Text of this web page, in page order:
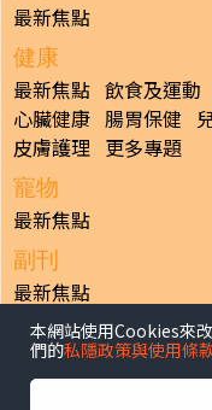
最新焦點
健康
最新焦點 飲食及運動
心臟健康 腸胃保健
皮膚護理 更多專題
寵物
最新焦點
副刊
最新焦點
日報
揭頁版 港聞 財經/地
生活副刊
本網站使用Cookies來
們的私隱政策與使用條